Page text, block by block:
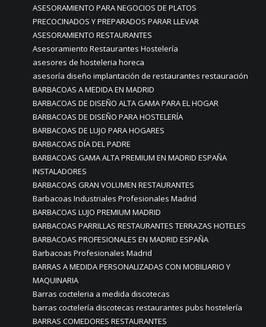
ASESORAMIENTO PARA NEGOCIOS DE PLATOS
PRECOCINADOS Y PREPARADOS PARAR LLEVAR
ASESORAMIENTO RESTAURANTES
Asesoramiento Restaurantes Hostelería
asesores de hosteleria horeca
asesoría diseño implantación de restaurantes restauración
BARBACOAS A MEDIDA EN MADRID
BARBACOAS DE DISEÑO ALTA GAMA PARA EL HOGAR
BARBACOAS DE DISEÑO PARA HOSTELERÍA
BARBACOAS DE LUJO PARA HOGARES
BARBACOAS DÍA DEL PADRE
BARBACOAS GAMA ALTA PREMIUM EN MADRID ESPAÑA
INSTALADORES
BARBACOAS GRAN VOLUMEN RESTAURANTES
Barbacoas Industriales Profesionales Madrid
BARBACOAS LUJO PREMIUM MADRID
BARBACOAS PARRILLAS RESTAURANTES TERRAZAS HOTELES
BARBACOAS PROFESIONALES EN MADRID ESPAÑA
Barbacoas Profesionales Madrid
BARRAS A MEDIDA PERSONALIZADAS CON MOBILIARIO Y
MAQUINARIA
Barras cocteleria a medida discotecas
barras coctelería discotecas restaurantes pubs hostelería
BARRAS COMEDORES RESTAURANTES